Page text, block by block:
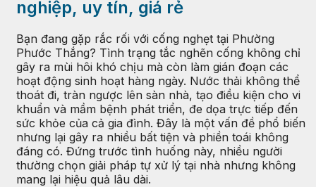
nghiệp, uy tín, giá rẻ
Bạn đang gặp rắc rối với cống nghẹt tại Phường
Phước Thắng? Tình trạng tắc nghẽn cống không chỉ
gây ra mùi hôi khó chịu mà còn làm gián đoạn các
hoạt động sinh hoạt hàng ngày. Nước thải không thể
thoát đi, tràn ngược lên sàn nhà, tạo điều kiện cho vi
khuẩn và mầm bệnh phát triển, đe dọa trực tiếp đến
sức khỏe của cả gia đình. Đây là một vấn đề phổ biến
nhưng lại gây ra nhiều bất tiện và phiền toái không
đáng có. Đứng trước tình huống này, nhiều người
thường chọn giải pháp tự xử lý tại nhà nhưng không
mang lại hiệu quả lâu dài.